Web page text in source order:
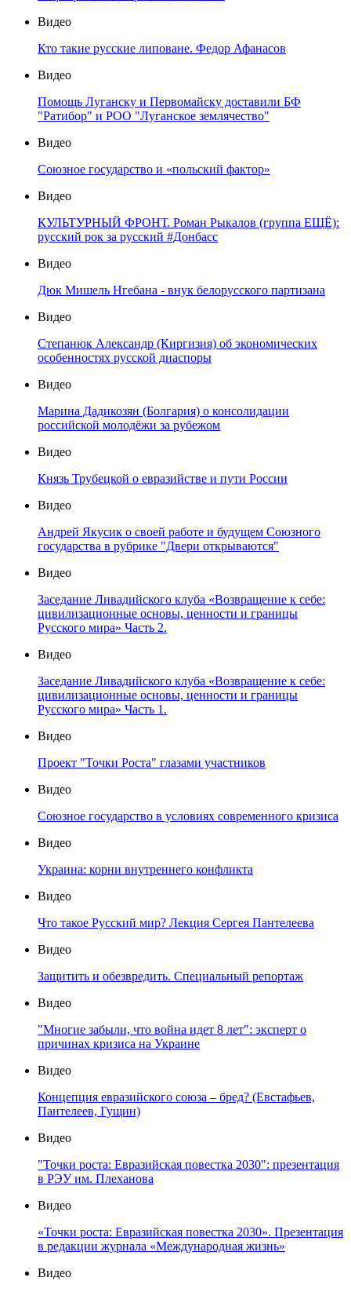
Видео
Кто такие русские липоване. Федор Афанасов
Видео
Помощь Луганску и Первомайску доставили БФ
"Ратибор" и РОО "Луганское землячество"
Видео
Союзное государство и «польский фактор»
Видео
КУЛЬТУРНЫЙ ФРОНТ. Роман Рыкалов (группа ЕЩЁ):
русский рок за русский #Донбасс
Видео
Дюк Мишель Нгебана - внук белорусского партизана
Видео
Степанюк Александр (Киргизия) об экономических
особенностях русской диаспоры
Видео
Марина Дадикозян (Болгария) о консолидации
российской молодёжи за рубежом
Видео
Князь Трубецкой о евразийстве и пути России
Видео
Андрей Якусик о своей работе и будущем Союзного
государства в рубрике "Двери открываются"
Видео
Заседание Ливадийского клуба «Возвращение к себе:
цивилизационные основы, ценности и границы
Русского мира» Часть 2.
Видео
Заседание Ливадийского клуба «Возвращение к себе:
цивилизационные основы, ценности и границы
Русского мира» Часть 1.
Видео
Проект "Точки Роста" глазами участников
Видео
Союзное государство в условиях современного кризиса
Видео
Украина: корни внутреннего конфликта
Видео
Что такое Русский мир? Лекция Сергея Пантелеева
Видео
Защитить и обезвредить. Специальный репортаж
Видео
"Многие забыли, что война идет 8 лет": эксперт о
причинах кризиса на Украине
Видео
Концепция евразийского союза – бред? (Евстафьев,
Пантелеев, Гущин)
Видео
"Точки роста: Евразийская повестка 2030": презентация
в РЭУ им. Плеханова
Видео
«Точки роста: Евразийская повестка 2030». Презентация
в редакции журнала «Международная жизнь»
Видео